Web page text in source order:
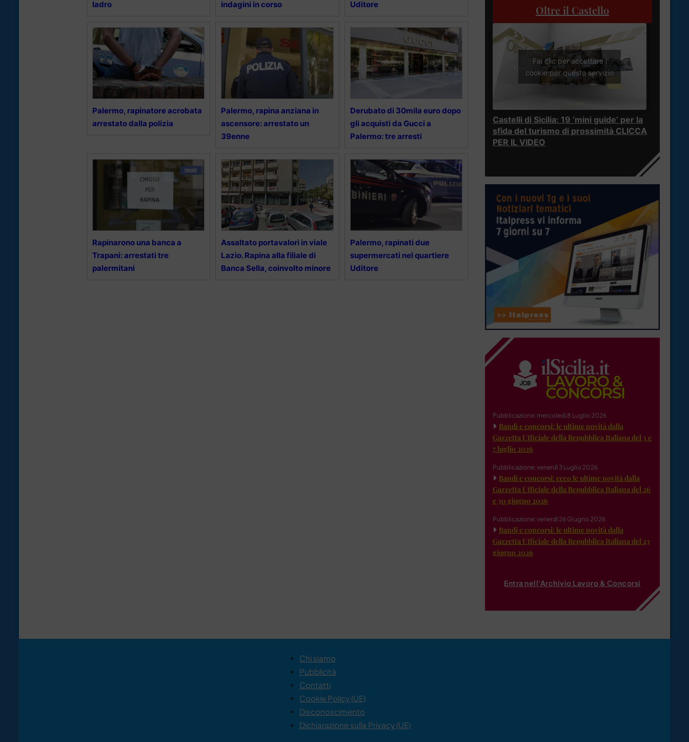
ladro
indagini in corso
Uditore
Palermo, rapinatore acrobata
arrestato dalla polizia
Palermo, rapina anziana in
ascensore: arrestato un
39enne
Derubato di 30mila euro dopo
gli acquisti da Gucci a
Palermo: tre arresti
Rapinarono una banca a
Trapani: arrestati tre
palermitani
Assaltato portavalori in viale
Lazio. Rapina alla filiale di
Banca Sella, coinvolto minore
Palermo, rapinati due
supermercati nel quartiere
Uditore
Oltre il Castello
Fai clic per accettare i
cookie per questo servizio
Castelli di Sicilia: 19 ‘mini guide’ per la
sfida del turismo di prossimità CLICCA
PER IL VIDEO
Pubblicazione: mercoledì 8 Luglio 2026
Bandi e concorsi: le ultime novità dalla
Gazzetta Ufficiale della Repubblica Italiana del 3 e
7 luglio 2026
Pubblicazione: venerdì 3 Luglio 2026
Bandi e concorsi: ecco le ultime novità dalla
Gazzetta Ufficiale della Repubblica Italiana del 26
e 30 giugno 2026
Pubblicazione: venerdì 26 Giugno 2026
Bandi e concorsi: le ultime novità dalla
Gazzetta Ufficiale della Repubblica Italiana del 23
giugno 2026
Entra nell'Archivio Lavoro & Concorsi
Chi siamo
Pubblicità
Contatti
Cookie Policy (UE)
Disconoscimento
Dichiarazione sulla Privacy (UE)